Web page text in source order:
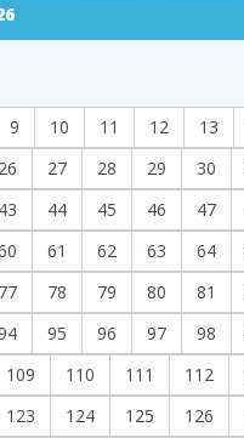
9 10 11 12 13
27 28 29 30
44 45 46 47
61 62 63 64
78 79 80 81
95 96 97 98
109
110 111 112
123
124 125 126